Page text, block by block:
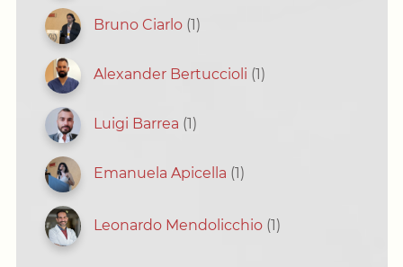
Bruno Ciarlo(1)
Alexander Bertuccioli (1)
Luigi Barrea (1)
Emanuela Apicella (1)
Leonardo Mendolicchio(1)